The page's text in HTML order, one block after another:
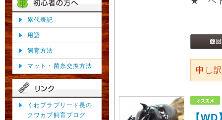
累代表記
用語
飼育方法
マット・菌糸交換方法
くわプラブリード長の
クワカブ飼育ブログ
申し
【